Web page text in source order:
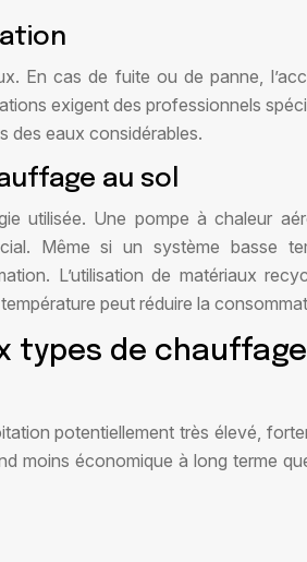
En cas de fuite ou de panne,
exigent des professionnels
des eaux considérables.
au sol
utilisée. Une pompe à chaleur
Même si un système basse
L’utilisation de matériaux
peut réduire la
types de chauffage
potentiellement très élevé,
moins économique à long terme